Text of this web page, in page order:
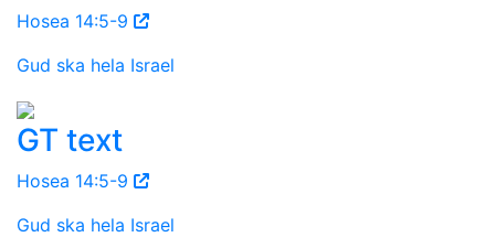
Hosea 14:5-9
Gud ska hela Israel
GT text
Hosea 14:5-9
Gud ska hela Israel